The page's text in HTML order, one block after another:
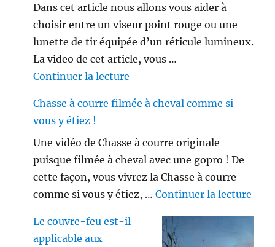
Dans cet article nous allons vous aider à
choisir entre un viseur point rouge ou une
lunette de tir équipée d’un réticule lumineux.
La video de cet article, vous …
Continuer la lecture
Chasse à courre filmée à cheval comme si
vous y étiez !
Une vidéo de Chasse à courre originale
puisque filmée à cheval avec une gopro ! De
cette façon, vous vivrez la Chasse à courre
comme si vous y étiez, …Continuer la lecture
Le couvre-feu est-il
applicable aux